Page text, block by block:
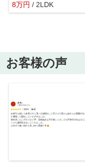
8万円 / 2LDK
お客様の声